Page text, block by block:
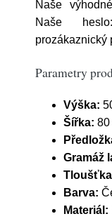
Naše
Naše
prozákaznický
Parametry
Výška:
Šířka: 80
Gramáž
Barva:
Materiál: